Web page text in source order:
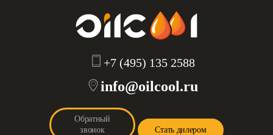
+7 (495) 135 2588
info@oilcool.ru
Обратный
звонок
Стать дилером